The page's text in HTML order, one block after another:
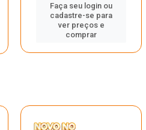
Faça seu login ou
cadastre-se para
ver preços e
comprar